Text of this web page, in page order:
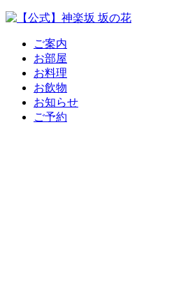
ご案内
お部屋
お料理
お飲物
お知らせ
ご予約